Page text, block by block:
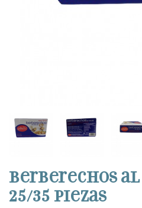
Berberechos
25/35 piezas